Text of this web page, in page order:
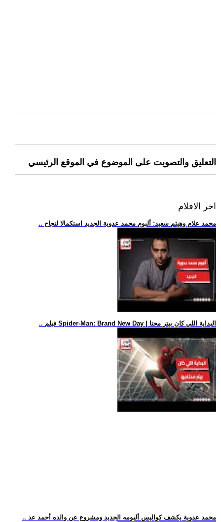
التعليق والتصويت على الموضوع في الموقع الرئيسي
اخر الافلام
.. محمد علام وهيثم سعيد: ألبوم محمد عدوية الجديد استكمالا لنجاح
.. فيلم Spider-Man: Brand New Day | البداية اللي كان بيتر محتا
.. محمد عدوية يكشف كواليس ألبومه الجديد ومشروع عن والده أحمد عد